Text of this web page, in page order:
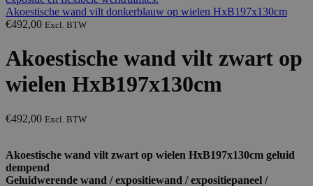
Akoestische wand vilt donkerblauw op wielen HxB197x130cm
€492,00 Excl. BTW
Akoestische wand vilt zwart op
wielen HxB197x130cm
€492,00 Excl. BTW
Akoestische wand vilt zwart op wielen HxB197x130cm geluid
dempend
Geluidwerende wand / expositiewand / expositiepaneel /